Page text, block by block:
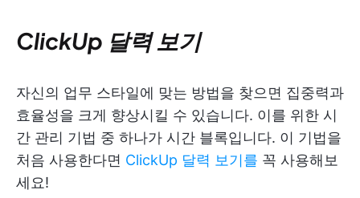
ClickUp 달력 보기
자신의 업무 스타일에 맞는 방법을 찾으면 집중력과
효율성을 크게 향상시킬 수 있습니다. 이를 위한 시
간 관리 기법 중 하나가 시간 블록입니다. 이 기법을
처음 사용한다면 ClickUp 달력 보기를 꼭 사용해보
세요!